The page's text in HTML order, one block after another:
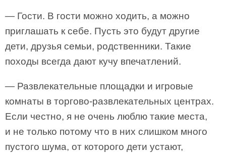
— Гости. В гости можно ходить, а можно
приглашать к себе. Пусть это будут другие
дети, друзья семьи, родственники. Такие
походы всегда дают кучу впечатлений.
— Развлекательные площадки и игровые
комнаты в торгово-развлекательных центрах.
Если честно, я не очень люблю такие места,
и не только потому что в них слишком много
пустого шума, от которого дети устают,